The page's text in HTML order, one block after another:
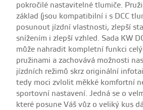
pokročilé nastavitelné tlumiče.
základ (jsou kompatibilní i s DCC
posunout jízdní vlastnosti, zlepší
snížením i zlepší vzhled. Sada KW
může nahradit kompletní funkci
pružinami a zachovává možnosti
jízdních režimů skrz originální
tedy moci zvlolit měkké komfortní
sportovní nastavení. Jedná se o
které posune Váš vůz o veliký kus